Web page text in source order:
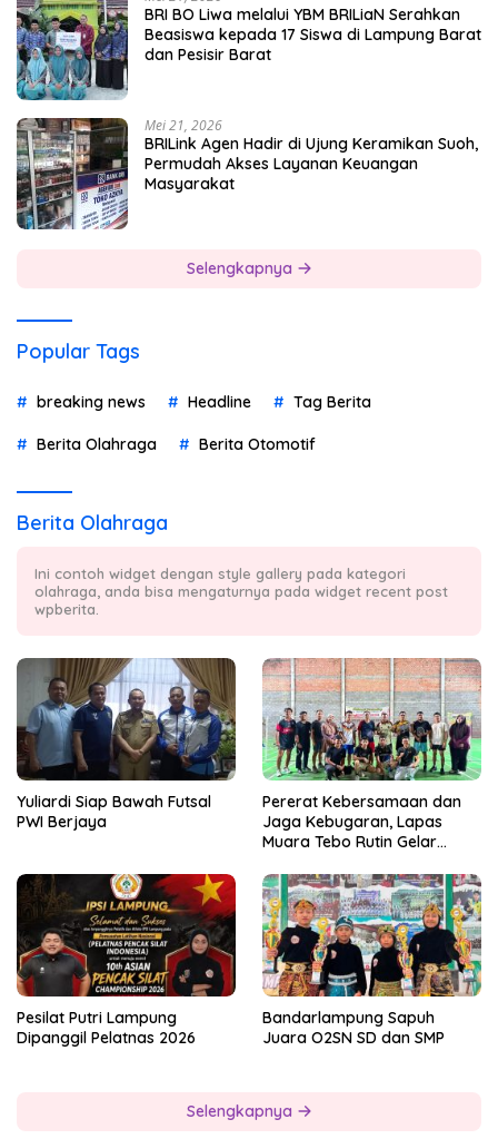
BRI BO Liwa melalui YBM BRILiaN Serahkan
Beasiswa kepada 17 Siswa di Lampung Barat
dan Pesisir Barat
Mei 21, 2026
BRILink Agen Hadir di Ujung Keramikan Suoh,
Permudah Akses Layanan Keuangan
Masyarakat
Selengkapnya
Popular Tags
breaking news Headline Tag Berita
Berita Olahraga Berita Otomotif
Berita Olahraga
Ini contoh widget dengan style gallery pada kategori
olahraga, anda bisa mengaturnya pada widget recent post
wpberita.
Yuliardi Siap Bawah Futsal
PWI Berjaya
Pererat Kebersamaan dan
Jaga Kebugaran, Lapas
Muara Tebo Rutin Gelar
Pesilat Putri Lampung
Dipanggil Pelatnas 2026
Bandarlampung Sapuh
Juara O2SN SD dan SMP
Selengkapnya